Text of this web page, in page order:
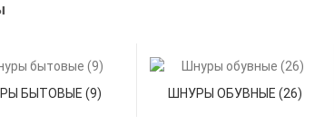
БЫТОВЫЕ (9) ШНУРЫ ОБУВНЫЕ (26)